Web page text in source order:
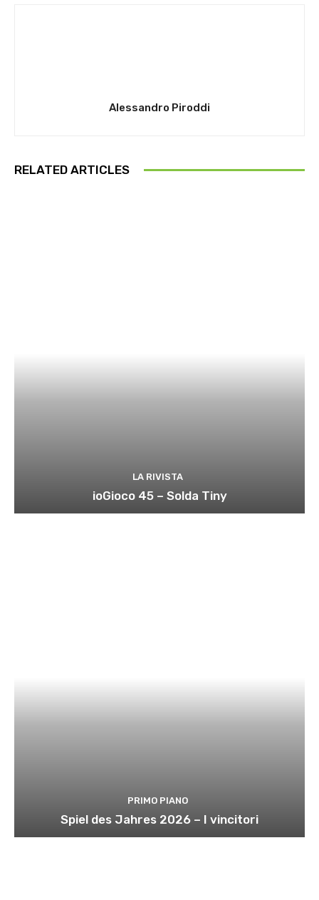
Alessandro Piroddi
RELATED ARTICLES
LA RIVISTA
ioGioco 45 – Solda Tiny
PRIMO PIANO
Spiel des Jahres 2026 – I vincitori